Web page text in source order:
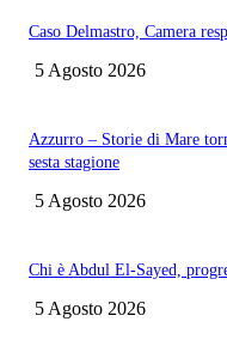
Caso Delmastro, Camera
5 Agosto 2026
Azzurro – Storie di Mare
sesta stagione
5 Agosto 2026
Chi è Abdul El-Sayed,
5 Agosto 2026